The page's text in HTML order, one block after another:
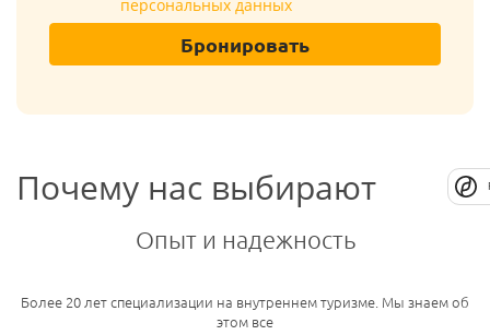
персональных данных
Бронировать
Почему нас выбирают
Опыт и надежность
Более 20 лет специализации на внутреннем туризме. Мы знаем об
этом все